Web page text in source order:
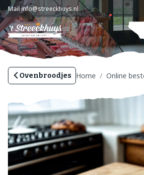
Mailinfo@streeckhuys.nl
Vandaag geopend van08:30 - 18:00
Ovenbroodjes Home Online